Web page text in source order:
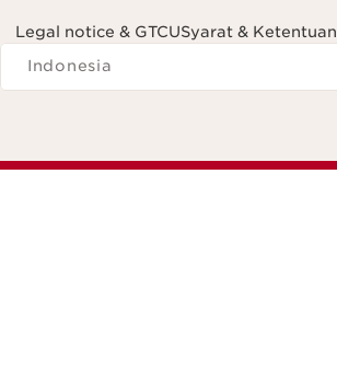
Legal notice & GTCUSyarat & Ketentuan
Navigates to
Indonesia